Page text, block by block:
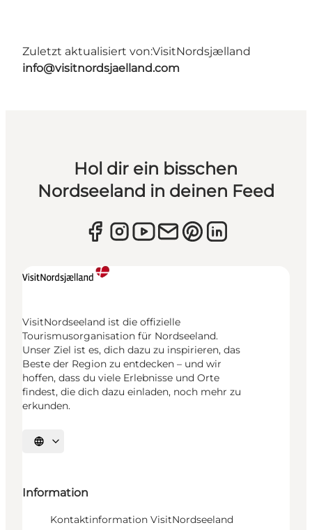
Zuletzt aktualisiert von:VisitNordsjælland
info@visitnordsjaelland.com
Hol dir ein bisschen
Nordseeland in deinen Feed
VisitNordseeland ist die offizielle
Tourismusorganisation für Nordseeland.
Unser Ziel ist es, dich dazu zu inspirieren, das
Beste der Region zu entdecken – und wir
hoffen, dass du viele Erlebnisse und Orte
findest, die dich dazu einladen, noch mehr zu
erkunden.
Sprache auswählen
Information
Kontaktinformation VisitNordseeland